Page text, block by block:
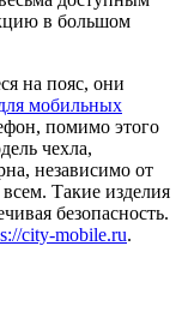
в большом
на пояс, они
мобильных
помимо этого
чехла,
независимо от
Такие изделия
безопасность.
city-mobile.ru.